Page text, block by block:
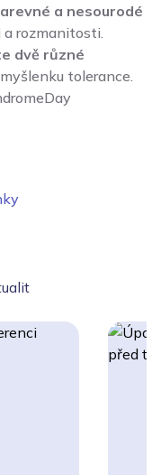
a nesourodé
rozmanitosti.
dvě různé
tolerance.